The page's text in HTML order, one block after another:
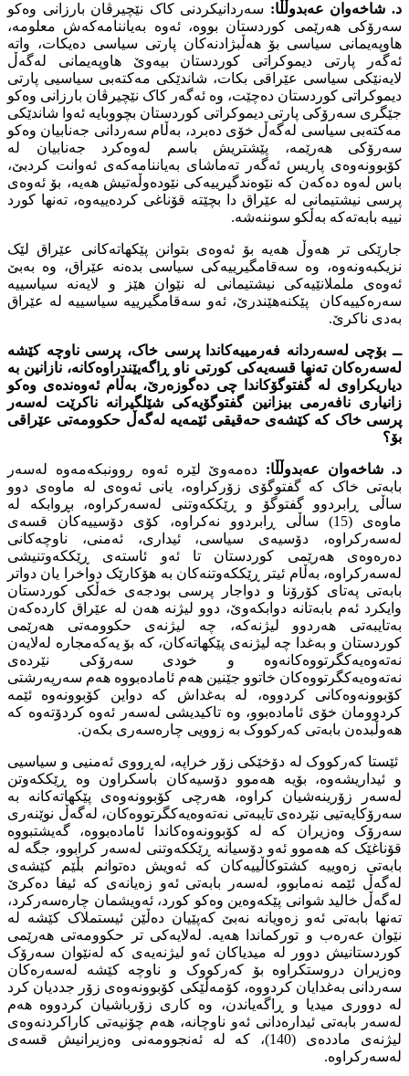
د. شاخەوان عەبدوڵڵا: سەردانیکردنى کاک نێچیرڤان بارزانى وەکو
سەرۆکى هەرێمى کوردستان بووە، ئەوە بەیاننامەکەش معلومە،
هاوپەیمانى سیاسى بۆ هەڵبژادنەکان پارتى سیاسى دەیکات، واتە
ئەگەر پارتى دیموکراتى کوردستان بیەوێ هاوپەیمانى لەگەڵ
لایەنێکى سیاسى عێراقى بکات، شاندێکى مەکتەبى سیاسیى پارتى
دیموکراتى کوردستان دەچێت، وە ئەگەر کاک نێچیرڤان بارزانى وەکو
جێگرى سەرۆکى پارتى دیموکراتى کوردستان بچووبایە ئەوا شاندێکى
مەکتەبى سیاسى لەگەڵ خۆى دەبرد، بەڵام سەردانى جەنابیان وەکو
سەرۆکى هەرێمە، پێشتریش باسم لەوەکرد جەنابیان لە
کۆبوونەوەى پاریس ئەگەر تەماشاى بەیاننامەکەى ئەوانت کردبێ،
باس لەوە دەکەن کە نێوەندگیرییەکى نێودەوڵەتیش هەیە، بۆ ئەوەى
پرسى نیشتیمانى لە عێراق دا بچێتە قۆناغى کردەییەوە، تەنها کورد
نییە بابەتەکە بەڵکو سوننەشە.
جارێکى تر هەوڵ هەیە بۆ ئەوەى بتوانن پێکهاتەکانى عێراق لێک
نزیکبەونەوە، وە سەقامگیرییەکى سیاسى بدەنە عێراق، وە بەبێ
ئەوەى ململانێیەکى نیشتیمانى لە نێوان هێز و لایەنە سیاسییە
سەرەکییەکان پێکنەهێندرێ، ئەو سەقامگیرییە سیاسییە لە عێراق
بەدى ناکرێ.
ــ بۆچى لەسەردانە فەرمییەکاندا پرسى خاک، پرسى ناوچە کێشە
لەسەرەکان تەنها قسەیەکى کورتى ناو ڕاگەیێندراوەکانە، نازانین بە
دیاریکراوى لە گفتوگۆکاندا چى دەگوزەرێ، بەڵام ئەوەندەى وەکو
زانیارى نافەرمى بیزانین گفتوگۆیەکى شێلگیرانە ناکرێت لەسەر
پرسى خاک کە کێشەى حەقیقى ئێمەیە لەگەڵ حکوومەتى عێراقى
بۆ؟
د. شاخەوان عەبدوڵڵا: دەمەوێ لێرە ئەوە روونبکەمەوە لەسەر
بابەتى خاک کە گفتوگۆى زۆرکراوە، یانى ئەوەى لە ماوەى دوو
ساڵى ڕابردوو گفتوگۆ و ڕێککەوتنى لەسەرکراوە، بڕوابکە لە
ماوەى (15) ساڵى ڕابردوو نەکراوە، کۆى دۆسییەکان قسەى
لەسەرکراوە، دۆسیەى سیاسى، ئیدارى، ئەمنى، ناوچەکانى
دەرەوەى هەرێمى کوردستان تا ئەو ئاستەى ڕێککەوتنیشى
لەسەرکراوە، بەڵام ئیتر ڕێککەوتنەکان بە هۆکارێک دواخرا یان دواتر
بابەتى پەتاى کۆرۆنا و دواجار پرسى بودجەى خەڵکى کوردستان
وایکرد ئەم بابەتانە دوابکەوێ، دوو لیژنە هەن لە عێراق کاردەکەن
بەتایبەتى هەردوو لیژنەکە، چە لیژنەى حکوومەتى هەرێمى
کوردستان و بەغدا چە لیژنەى پێکهاتەکان، کە بۆ یەکەمجارە لەلایەن
نەتەوەیەکگرتووەکانەوە و خودى سەرۆکى نێردەى
نەتەوەیەکگرتووەکان خاتوو جێنین هەم ئامادەبووە هەم سەرپەرشتى
کۆبوونەوەکانى کردووە، لە بەغداش کە دواین کۆبوونەوە ئێمە
کردوومان خۆى ئامادەبوو، وە تاکیدیشى لەسەر ئەوە کردۆتەوە کە
هەوڵبدەن بابەتى کەرکووک بە زوویى چارەسەرى بکەن.
ئێستا کەرکووک لە دۆخێکى زۆر خراپە، لەڕووى ئەمنیى و سیاسیى
و ئیداریشەوە، بۆیە هەموو دۆسیەکان باسکراون وە ڕێککەوتن
لەسەر زۆرینەشیان کراوە، هەرچى کۆبوونەوەى پێکهاتەکانە بە
سەرۆکایەتیى نێردەى تایبەتى نەتەوەیەکگرتووەکان، لەگەڵ نوێنەرى
سەرۆک وەزیران کە لە کۆبوونەوەکاندا ئامادەبووە، گەیشتبووە
قۆناغێک کە هەموو ئەو دۆسیانە ڕێککەوتنى لەسەر کرابوو، جگە لە
بابەتى زەوییە کشتوکاڵییەکان کە ئەویش دەتوانم بڵێم کێشەى
لەگەڵ ئێمە نەمابوو، لەسەر بابەتى ئەو زەیانەى کە ئیفا دەکرێ
لەگەڵ خالید شوانى پێکەوەین وەکو کورد، ئەویشمان چارەسەرکرد،
تەنها بابەتى ئەو زەویانە نەبێ کەپێیان دەڵێن ئیستملاک کێشە لە
نێوان عەرەب و تورکماندا هەیە. لەلایەکى تر حکوومەتى هەرێمى
کوردستانیش دوور لە میدیاکان ئەو لیژنەیەى کە لەنێوان سەرۆک
وەزیران دروستکراوە بۆ کەرکووک و ناوچە کێشە لەسەرەکان
سەردانى بەغدایان کردووە، کۆمەڵێکى کۆبوونەوەى زۆر جددیان کرد
لە دوورى میدیا و ڕاگەیاندن، وە کارى زۆرباشیان کردووە هەم
لەسەر بابەتى ئیدارەدانى ئەو ناوچانە، هەم چۆنیەتى کاراکردنەوەى
لیژنەى ماددەى (140)، کە لە ئەنجوومەنى وەزیرانیش قسەى
لەسەرکراوە.